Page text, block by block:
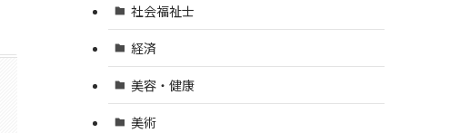
社会福祉士
経済
美容・健康
美術